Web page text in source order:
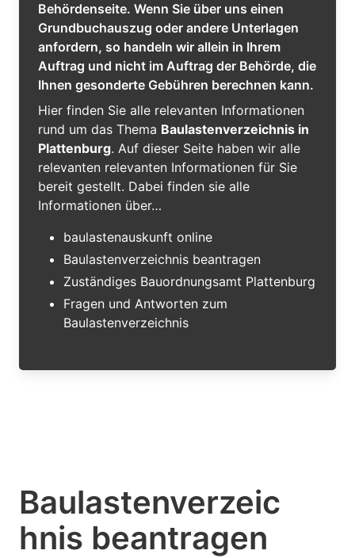
Behördenseite. Wenn Sie über uns einen
Grundbuchauszug oder andere Unterlagen
anfordern, so handeln wir allein in Ihrem
Auftrag und nicht im Auftrag der Behörde, die
Ihnen gesonderte Gebühren berechnen kann.
Hier finden Sie alle relevanten Informationen
rund um das Thema Baulastenverzeichnis in
Plattenburg. Auf dieser Seite haben wir alle
relevanten relevanten Informationen für Sie
bereit gestellt. Dabei finden sie alle
Informationen über…
baulastenauskunft online
Baulastenverzeichnis beantragen
Zuständiges Bauordnungsamt Plattenburg
Fragen und Antworten zum
Baulastenverzeichnis
Baulastenverzeic
hnis beantragen